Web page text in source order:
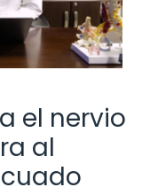
el nervio
al